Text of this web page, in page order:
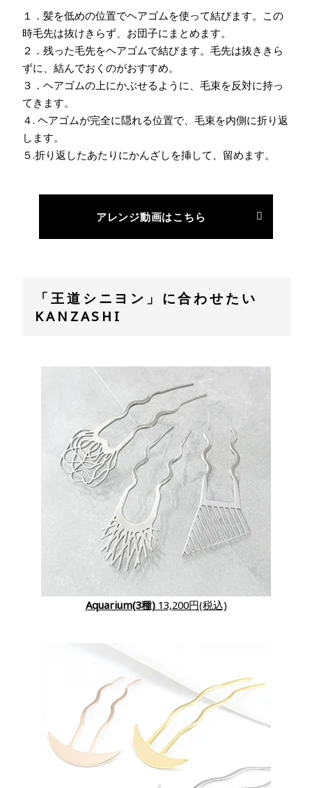
１．髪を低めの位置でヘアゴムを使って結びます。この
時毛先は抜けきらず、お団子にまとめます。
２．残った毛先をヘアゴムで結びます。毛先は抜ききら
ずに、結んでおくのがおすすめ。
３．ヘアゴムの上にかぶせるように、毛束を反対に持っ
てきます。
４. ヘアゴムが完全に隠れる位置で、毛束を内側に折り返
します。
５.折り返したあたりにかんざしを挿して、留めます。
アレンジ動画はこちら
「王道シニヨン」に合わせたい
KANZASHI
Aquarium(3種)13,200円(税込)